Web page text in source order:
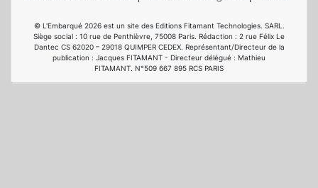
© L'Embarqué 2026 est un site des Editions Fitamant Technologies. SARL.
Siège social : 10 rue de Penthièvre, 75008 Paris. Rédaction : 2 rue Félix Le
Dantec CS 62020 – 29018 QUIMPER CEDEX. Représentant/Directeur de la
publication : Jacques FITAMANT - Directeur délégué : Mathieu
FITAMANT. N°509 667 895 RCS PARIS